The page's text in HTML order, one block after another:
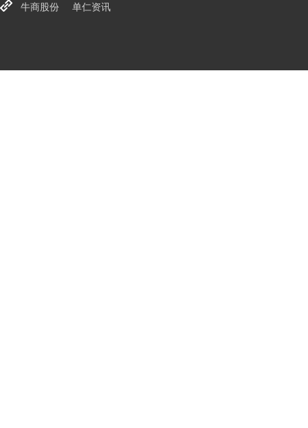
牛商股份 单仁资讯